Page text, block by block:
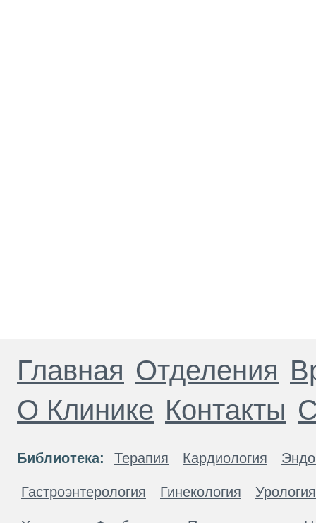
Главная Отделения
О Клинике Контакты
Библиотека: Терапия Кардиология
Гастроэнтерология Гинекология Урология